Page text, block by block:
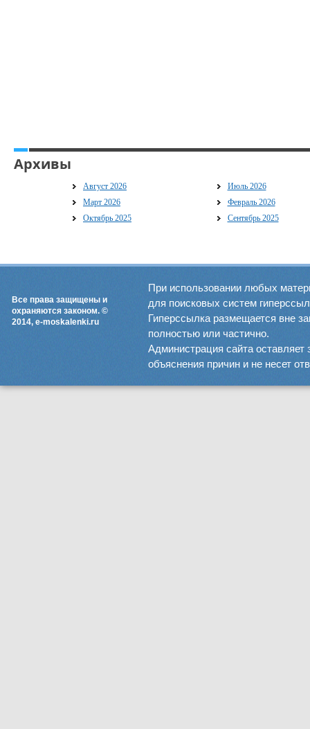
Архивы
Август 2026
Июль 2026
Март 2026
Февраль 2026
Октябрь 2025
Сентябрь 2025
Все права защищены и
охраняются законом. ©
2014, e-moskalenki.ru
При использовании любых
для поисковых систем
Гиперссылка размещается вне
полностью или частично.
Администрация сайта оставляет
объяснения причин и не несет